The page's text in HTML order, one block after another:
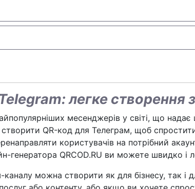
легке створення
месенджерів у світі, що
QR-код для Телеграм, щоб
користувачів на потрібний
генератора QRCOD.RU ви можете швидко і
каналу можна створити як для бізнесу, так